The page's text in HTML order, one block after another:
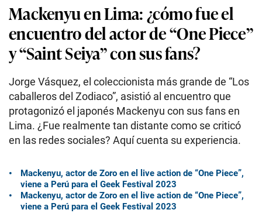
Mackenyu en Lima: ¿cómo fue el
encuentro del actor de “One Piece”
y “Saint Seiya” con sus fans?
Jorge Vásquez, el coleccionista más grande de “Los
caballeros del Zodiaco”, asistió al encuentro que
protagonizó el japonés Mackenyu con sus fans en
Lima. ¿Fue realmente tan distante como se criticó
en las redes sociales? Aquí cuenta su experiencia.
Mackenyu, actor de Zoro en el live action de “One Piece”,
viene a Perú para el Geek Festival 2023
Mackenyu, actor de Zoro en el live action de “One Piece”,
viene a Perú para el Geek Festival 2023